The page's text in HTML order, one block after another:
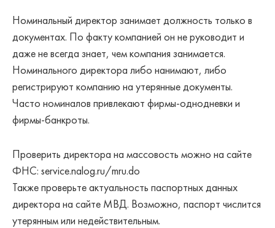
Номинальный директор занимает должность только в
документах. По факту компанией он не руководит и
даже не всегда знает, чем компания занимается.
Номинального директора либо нанимают, либо
регистрируют компанию на утерянные документы.
Часто номиналов привлекают фирмы-однодневки и
фирмы-банкроты.
Проверить директора на массовость можно на сайте
ФНС: service.nalog.ru/mru.do
Также проверьте актуальность паспортных данных
директора на сайте МВД. Возможно, паспорт числится
утерянным или недействительным.